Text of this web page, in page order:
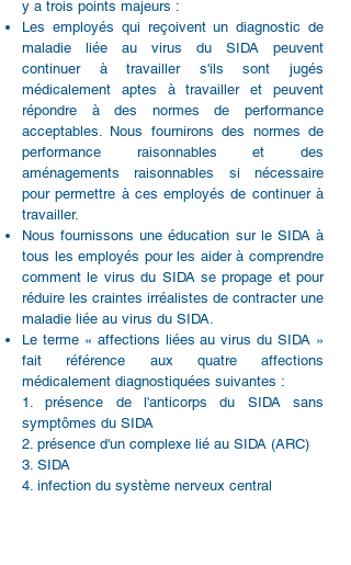
y a trois points majeurs :
Les employés qui reçoivent un diagnostic de
maladie liée au virus du SIDA peuvent
continuer à travailler s'ils sont jugés
médicalement aptes à travailler et peuvent
répondre à des normes de performance
acceptables. Nous fournirons des normes de
performance raisonnables et des
aménagements raisonnables si nécessaire
pour permettre à ces employés de continuer à
travailler.
Nous fournissons une éducation sur le SIDA à
tous les employés pour les aider à comprendre
comment le virus du SIDA se propage et pour
réduire les craintes irréalistes de contracter une
maladie liée au virus du SIDA.
Le terme « affections liées au virus du SIDA »
fait référence aux quatre affections
médicalement diagnostiquées suivantes :
1. présence de l'anticorps du SIDA sans
symptômes du SIDA
2. présence d'un complexe lié au SIDA (ARC)
3. SIDA
4. infection du système nerveux central